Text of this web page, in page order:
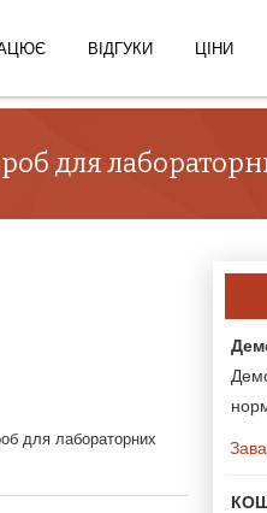
ВІДГУКИ ЦІНИ
для
для лабораторних